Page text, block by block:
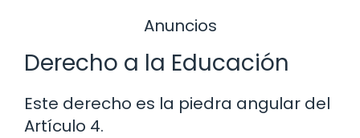
Anuncios
Derecho a la Educación
Este derecho es la piedra angular del
Artículo 4.